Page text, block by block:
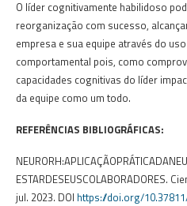
O líder cognitivamente habilidoso
reorganização com sucesso,
empresa e sua equipe através do
comportamental pois, como
capacidades cognitivas do líder
da equipe como um todo.
REFERÊNCIAS BIBLIOGRÁFICAS:
ESTARDESEUSCOLABORADORES.
jul. 2023. DOI https://doi.org/